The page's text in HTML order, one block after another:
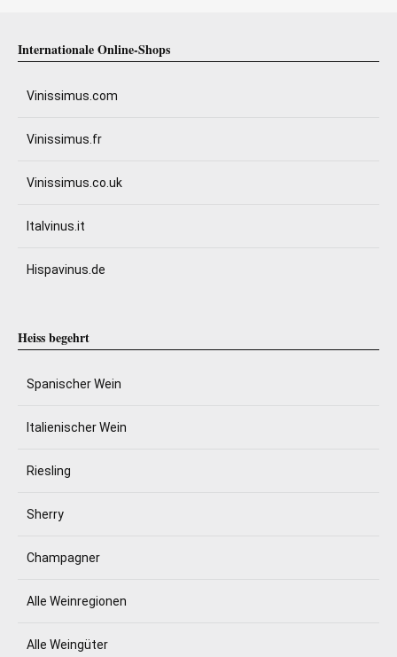
Internationale Online-Shops
Vinissimus.com
Vinissimus.fr
Vinissimus.co.uk
Italvinus.it
Hispavinus.de
Heiss begehrt
Spanischer Wein
Italienischer Wein
Riesling
Sherry
Champagner
Alle Weinregionen
Alle Weingüter